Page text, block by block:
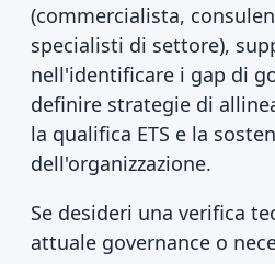
(commercialista,
specialisti di settore),
nell'identificare i gap di
definire strategie di
la qualifica ETS e la
dell'organizzazione.
Se desideri una verifica
attuale governance o